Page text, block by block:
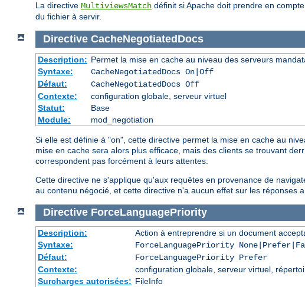
La directive MultiviewsMatch définit si Apache doit prendre en
du fichier à servir.
Directive CacheNegotiatedDocs
Description: Permet la mise en cache au niveau des serveurs
Syntaxe:
CacheNegotiatedDocs On|Off
Défaut:
CacheNegotiatedDocs Off
Contexte:
configuration globale, serveur virtuel
Statut:
Base
Module:
mod_negotiation
Si elle est définie à "on", cette directive permet la mise en cache au
mise en cache sera alors plus efficace, mais des clients se trouvant
correspondent pas forcément à leurs attentes.
Cette directive ne s'applique qu'aux requêtes en provenance de
au contenu négocié, et cette directive n'a aucun effet sur les réponses
Directive ForceLanguagePriority
Description:
Action à entreprendre si un document
Syntaxe:
ForceLanguagePriority
Défaut:
ForceLanguagePriority Prefer
Contexte:
configuration globale, serveur virtuel,
Surcharges autorisées: FileInfo